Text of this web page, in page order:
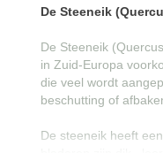
De Steeneik
De Steeneik
in Zuid-Europa
die veel wordt
beschutting of
De steeneik heeft